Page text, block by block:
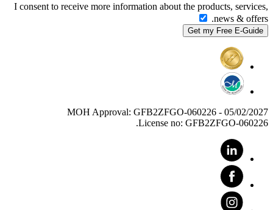
I consent to receive more information about the products, services,
news & offers.
MOH Approval: GFB2ZFGO-060226 - 05/02/2027
License no: GFB2ZFGO-060226.